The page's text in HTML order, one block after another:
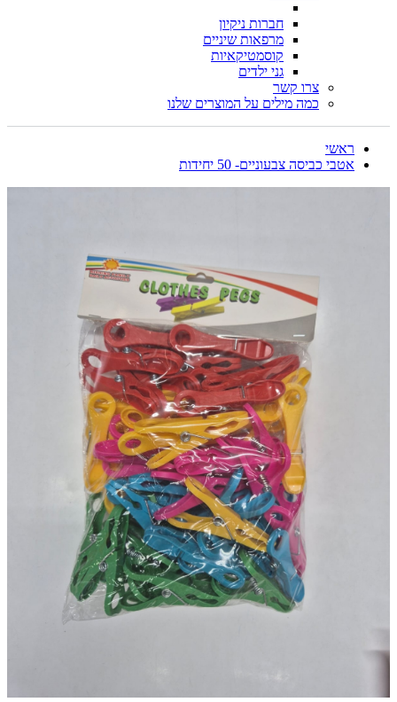
חברות ניקיון
מרפאות שיניים
קוסמטיקאיות
גני ילדים
צרו קשר
כמה מילים על המוצרים שלנו
ראשי
אטבי כביסה צבעוניים- 50 יחידות